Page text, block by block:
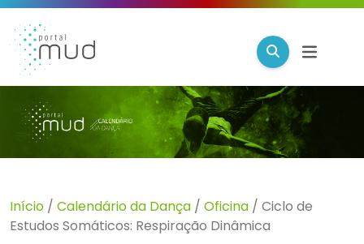
Início / Calendário da Dança / Oficina / Ciclo de
Estudos Somáticos: Respiração Dinâmica